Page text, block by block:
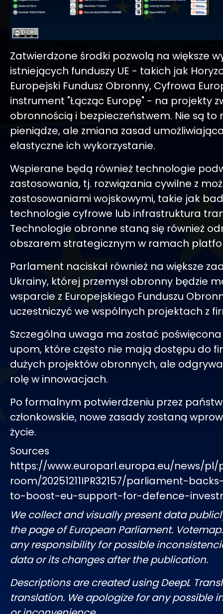
Zatwierdzone środki pozwolą na większe
istniejących funduszy UE - takich jak
Europejski Fundusz Obronny, Cyfrowa
instrument "Łącząc Europę" - na projekty
obronnością i bezpieczeństwem. Nie są to
pieniądze, ale zmiana zasad
elastyczne ich wykorzystanie.
Wspierane będą również technologie
zastosowania, tj. rozwiązania cywilne z
zastosowaniami wojskowymi, takie jak
technologie cyfrowe lub infrastruktura
Technologie obronne staną się również
obszarem strategicznym w ramach
Parlament naciskał również na większe
Ukrainy, której przemysł obronny będzie
wsparcie z Europejskiego Funduszu
uczestniczyć we wspólnych projektach z
Szczególna uwaga ma zostać
upom, które często nie mają dostępu do
dużych projektów obronnych, ale
rolę w innowacjach.
Po formalnym potwierdzeniu przez
członkowskie, nowe zasady zostaną
życie.
Sources
https://www.europarl.europa.eu/news/pl/
room/20251211IPR32157/parliament-
to-boost-eu-support-for-defence-
We collect and visually present data
the page of European Parliament.
any responsibility for possible
data or its changes after the publication.
Descriptions are created using DeepL
translation. We apologize for any possible